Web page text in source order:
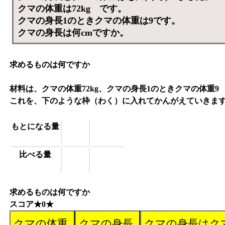
クマの体重は72kg です。
クマの身長1のときクマの体重は9です。
クマの身長は何cmですか。
求めるものは何ですか
材料は、クマの体重72kg、クマの身長1のときクマの体重9
これを、下のような枠（わく）に入れてかんがえていきま
もとになる量
比べる量
求めるものは何ですか
スコア★0★